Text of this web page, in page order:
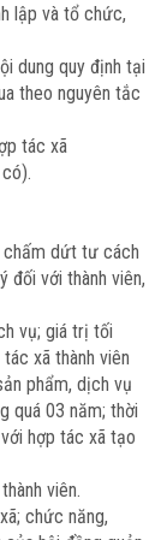
lập và tổ chức,
dung quy định tại
theo nguyên tắc
tác xã
dứt tư cách
đối với thành viên,
vụ; giá trị tối
xã thành viên
phẩm, dịch vụ
quá 03 năm; thời
hợp tác xã tạo
viên.
chức năng,